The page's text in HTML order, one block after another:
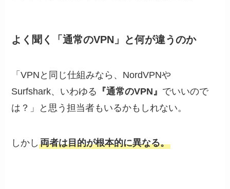
よく聞く「通常のVPN」と何が違うのか
「VPNと同じ仕組みなら、NordVPNや
Surfshark、いわゆる
『通常のVPN』 でいいので
は？」と思う担当者もいるかもしれない。
しかし両者は目的が根本的に異なる。